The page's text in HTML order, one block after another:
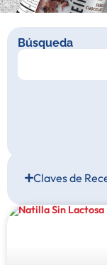
Búsqueda
Claves de